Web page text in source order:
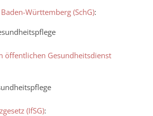
Württemberg (SchG):
öffentlichen Gesundheitsdienst
(IfSG):